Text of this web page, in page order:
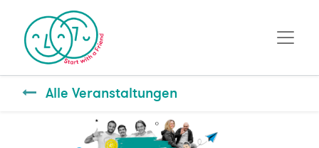
Alle Veranstaltungen